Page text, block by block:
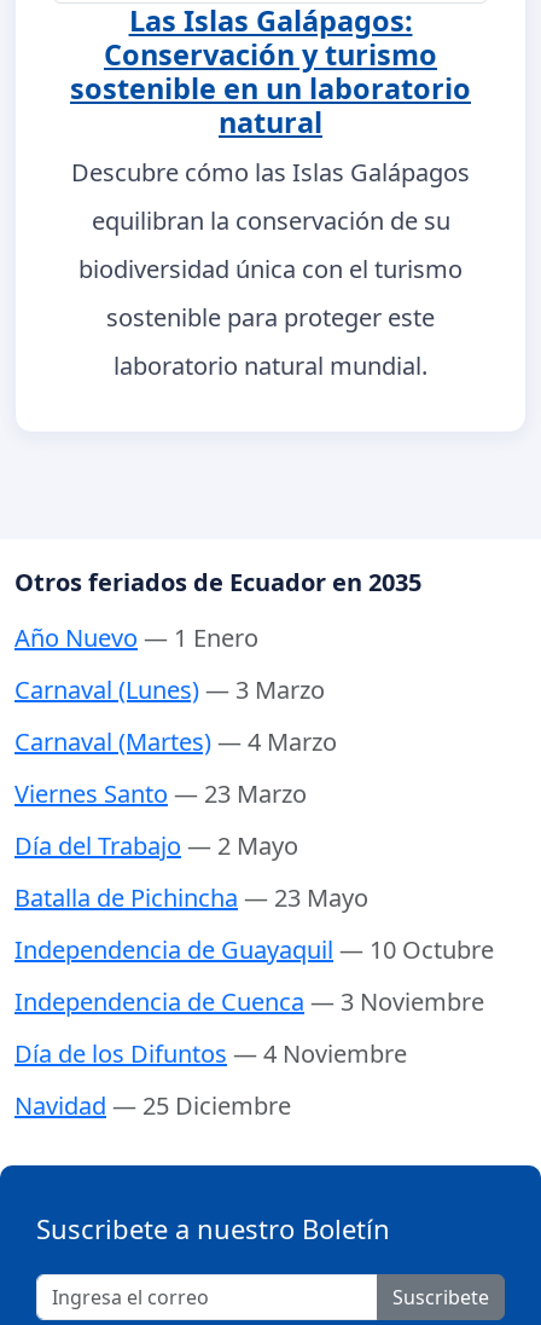
Las Islas Galápagos:
Conservación y turismo
sostenible en un laboratorio
natural
Descubre cómo las Islas Galápagos
equilibran la conservación de su
biodiversidad única con el turismo
sostenible para proteger este
laboratorio natural mundial.
Otros feriados de Ecuador en 2035
Año Nuevo — 1 Enero
Carnaval (Lunes)— 3 Marzo
Carnaval (Martes)— 4 Marzo
Viernes Santo — 23 Marzo
Día del Trabajo — 2 Mayo
Batalla de Pichincha — 23 Mayo
Independencia de Guayaquil — 10 Octubre
Independencia de Cuenca — 3 Noviembre
Día de los Difuntos — 4 Noviembre
Navidad — 25 Diciembre
Suscribete a nuestro Boletín
Suscribete